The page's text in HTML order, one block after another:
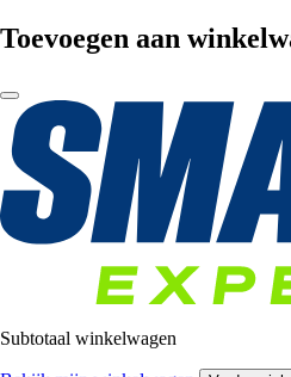
Toevoegen aan
Subtotaal winkelwagen